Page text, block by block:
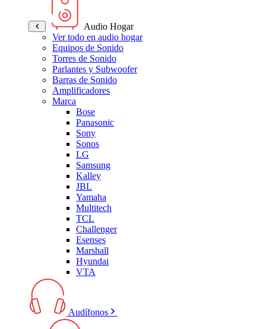
Audio Hogar
Ver todo en audio hogar
Equipos de Sonido
Torres de Sonido
Parlantes y Subwoofer
Barras de Sonido
Amplificadores
Marca
Bose
Panasonic
Sony
Sonos
LG
Samsung
Kalley
JBL
Yamaha
Multitech
TCL
Challenger
Esenses
Marshall
Hyundai
VTA
Audífonos